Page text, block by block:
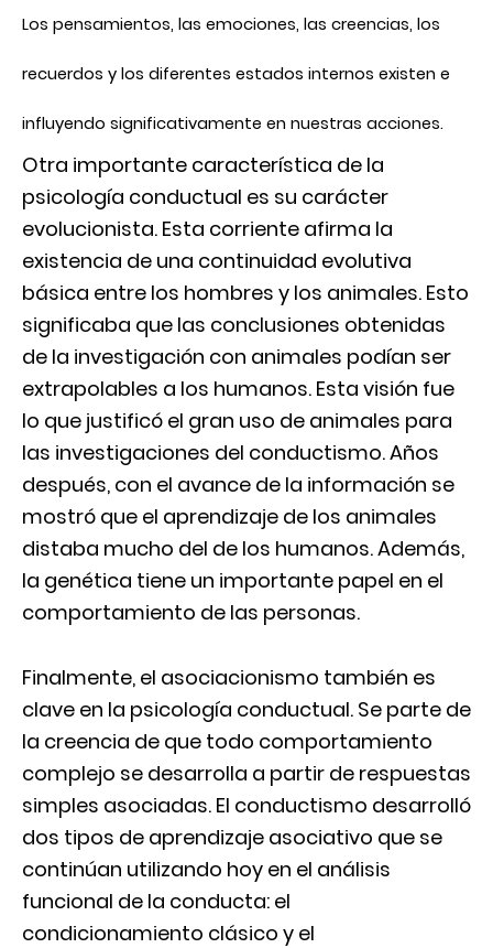
Los pensamientos, las emociones, las creencias, los
recuerdos y los diferentes estados internos existen e
influyendo significativamente en nuestras acciones.
Otra importante característica de la
psicología conductual es su carácter
evolucionista. Esta corriente afirma la
existencia de una continuidad evolutiva
básica entre los hombres y los animales. Esto
significaba que las conclusiones obtenidas
de la investigación con animales podían ser
extrapolables a los humanos. Esta visión fue
lo que justificó el gran uso de animales para
las investigaciones del conductismo. Años
después, con el avance de la información se
mostró que el aprendizaje de los animales
distaba mucho del de los humanos. Además,
la genética tiene un importante papel en el
comportamiento de las personas.
Finalmente, el asociacionismo también es
clave en la psicología conductual. Se parte de
la creencia de que todo comportamiento
complejo se desarrolla a partir de respuestas
simples asociadas. El conductismo desarrolló
dos tipos de aprendizaje asociativo que se
continúan utilizando hoy en el análisis
funcional de la conducta: el
condicionamiento clásico y el